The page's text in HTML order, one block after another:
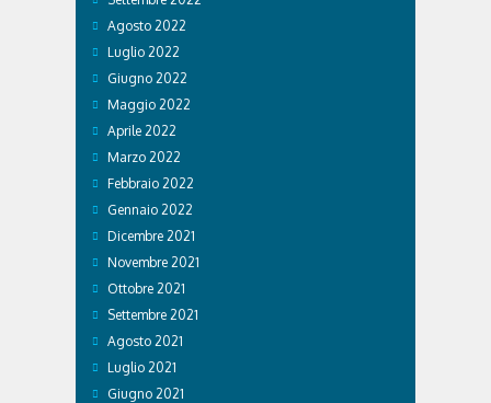
Agosto 2022
Luglio 2022
Giugno 2022
Maggio 2022
Aprile 2022
Marzo 2022
Febbraio 2022
Gennaio 2022
Dicembre 2021
Novembre 2021
Ottobre 2021
Settembre 2021
Agosto 2021
Luglio 2021
Giugno 2021